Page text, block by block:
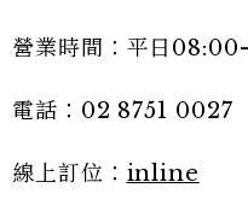
營業時間：平日
電話：02 8751 0027
線上訂位： inline